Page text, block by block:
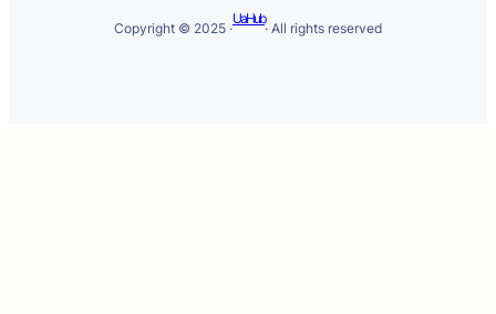
Copyright © 2025 ·
UaHub
· All rights reserved